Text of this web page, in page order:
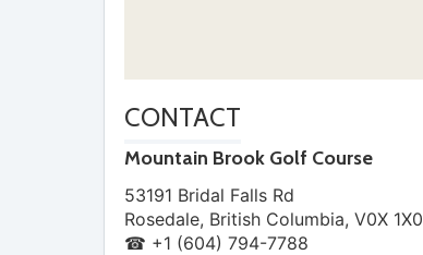
CONTACT
Mountain Brook Golf Course
53191 Bridal Falls Rd
Rosedale, British Columbia, V0X 1X0
☎ +1 (604) 794-7788